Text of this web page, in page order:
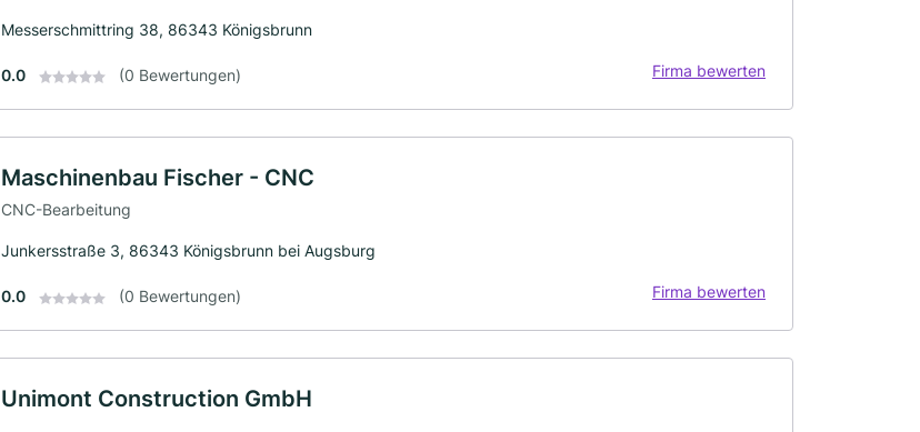
Messerschmittring 38, 86343 Königsbrunn
0.0 (0 Bewertungen) Firma bewerten
Maschinenbau Fischer - CNC
CNC-Bearbeitung
Junkersstraße 3, 86343 Königsbrunn bei Augsburg
0.0 (0 Bewertungen) Firma bewerten
Unimont Construction GmbH